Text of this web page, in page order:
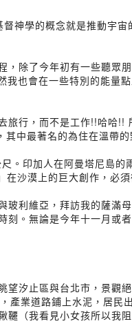
神學的概念就是推動宇
除了今年初有一些聽
也會在一些特別的能量
旅行，而不是工作!!哈哈
中最著名的為住在溫帶
。印加人在阿曼塔尼島
沙漠上的巨大創作，必
利維亞，拜訪我的薩滿
。無論是今年十一月
望汐止區與台北市，景
產業道路鋪上水泥，居
（我看見小女孩所以我